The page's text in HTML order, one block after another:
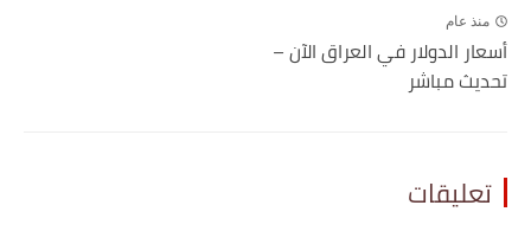
منذ عام
أسعار الدولار في العراق الآن –
تحديث مباشر
تعليقات